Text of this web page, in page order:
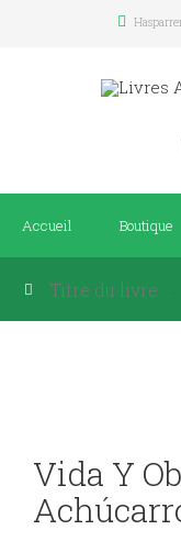
Accueil Boutique
Vida Y